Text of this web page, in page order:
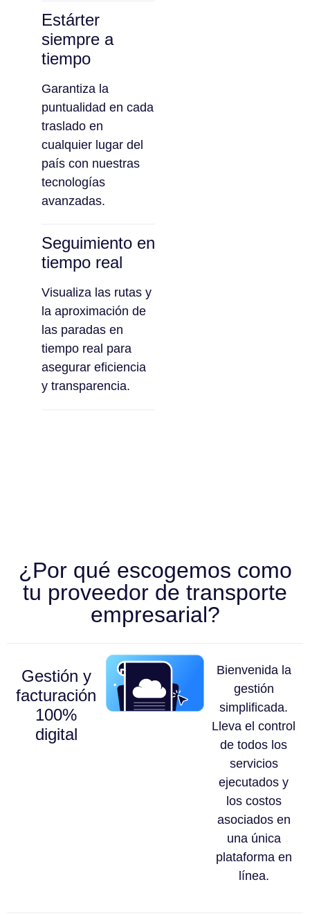
Estárter
siempre a
tiempo
Garantiza la
puntualidad en cada
traslado en
cualquier lugar del
país con nuestras
tecnologías
avanzadas.
Seguimiento en
tiempo real
Visualiza las rutas y
la aproximación de
las paradas en
tiempo real para
asegurar eficiencia
y transparencia.
¿Por qué escogemos como
tu proveedor de transporte
empresarial?
Gestión y
facturación
100%
digital
Bienvenida la
gestión
simplificada.
Lleva el control
de todos los
servicios
ejecutados y
los costos
asociados en
una única
plataforma en
línea.